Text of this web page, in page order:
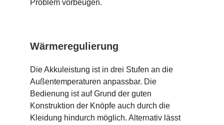
Problem vorbeugen.
Wärmeregulierung
Die Akkuleistung ist in drei Stufen an die
Außentemperaturen anpassbar. Die
Bedienung ist auf Grund der guten
Konstruktion der Knöpfe auch durch die
Kleidung hindurch möglich. Alternativ lässt